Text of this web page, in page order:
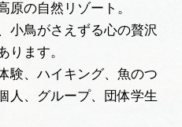
原の自然リゾート。
小鳥がさえずる心の贅沢
ります。
験、ハイキング、魚のつ
人、グループ、団体学生